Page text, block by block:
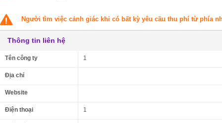
Người tìm việc cảnh giác khi có bất kỳ yêu cầu thu phí từ phía
Thông tin liên hệ
Tên công ty 1
Địa chỉ
Website
Điện thoại 1